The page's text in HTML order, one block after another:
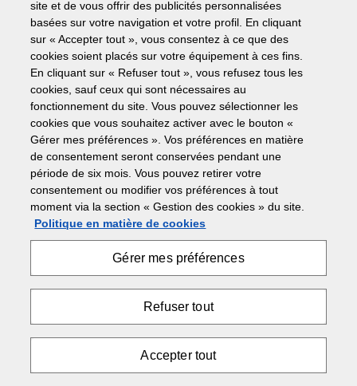
IM 9000
Imprimantes multifonctions
Copie jusqu'à 90 ppm, copie, numérisation, télécopie
1 200 x 1 200 dpi résolution d'impression maximale
Capacité papier jusqu'à 8 700 feuilles
TEC* 2,507 kWh/semaine
En savoir plus
Demander un devis
site et de vous offrir des publicités personnalisées
basées sur votre navigation et votre profil. En cliquant
sur « Accepter tout », vous consentez à ce que des
cookies soient placés sur votre équipement à ces fins.
En cliquant sur « Refuser tout », vous refusez tous les
cookies, sauf ceux qui sont nécessaires au
fonctionnement du site. Vous pouvez sélectionner les
cookies que vous souhaitez activer avec le bouton «
Gérer mes préférences ». Vos préférences en matière
de consentement seront conservées pendant une
période de six mois. Vous pouvez retirer votre
consentement ou modifier vos préférences à tout
moment via la section « Gestion des cookies » du site.
Politique en matière de cookies
Gérer mes préférences
Refuser tout
Accepter tout